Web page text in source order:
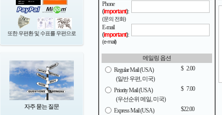
또한 우편환 및 수표를 우편으로
자주 묻는 질문
Phone
(important):
(문의 전화)
E-mail
(important):
(e-mail)
메일링 옵션
Regular Mail (USA)
$0 2.00
(일반 우편, 미국)
Priority Mail (USA)
$0 7.00
(우선순위 메일, 미국)
Express Mail (USA)
$22.00